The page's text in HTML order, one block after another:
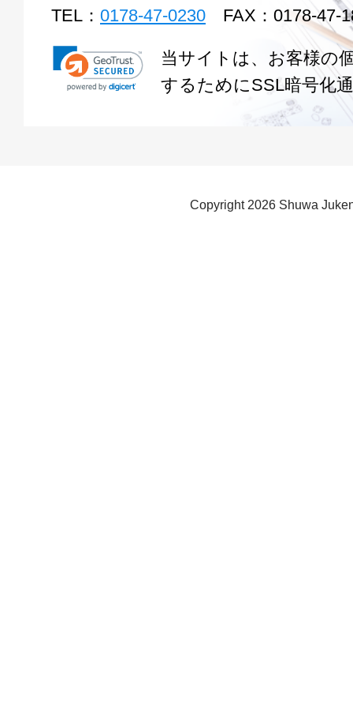
TEL： 0178-47-0230 FAX：0178-47-
当サイトは、お客様の
するためにSSL暗号化
Copyright 2026 Shuwa